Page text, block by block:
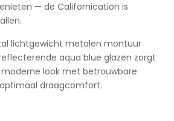
— de Californication is
lichtgewicht metalen montuur
aqua blue glazen zorgt
look met betrouwbare
draagcomfort.